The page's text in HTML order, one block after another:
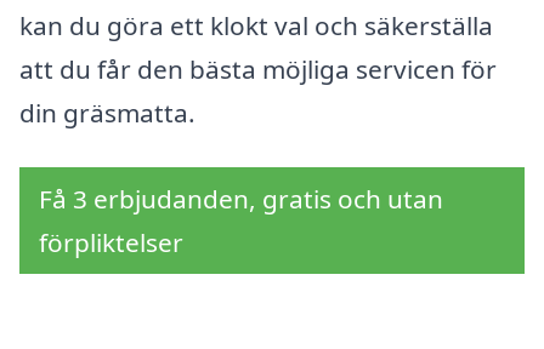
kan du göra ett klokt val och säkerställa
att du får den bästa möjliga servicen för
din gräsmatta.
Få 3 erbjudanden, gratis och utan
förpliktelser